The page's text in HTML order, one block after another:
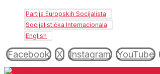
Partija Europskih Socijalista
Socijalistička Internacionala
English
Facebook X Instagram YouTube